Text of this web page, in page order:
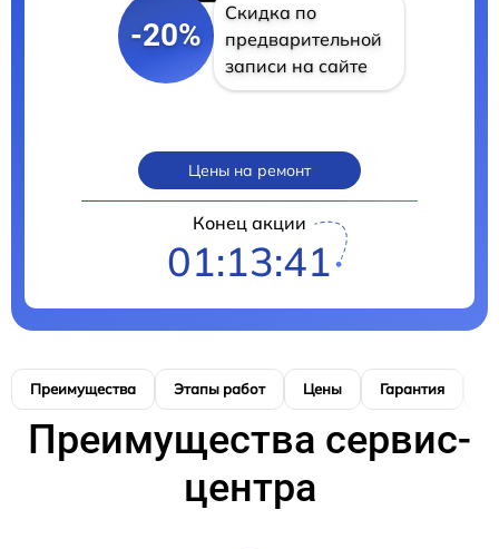
-20%
Скидка по
предварительной
записи на сайте
Цены на ремонт
Конец акции
01:13:41
Преимущества Этапы работ Цены Гарантия
Преимущества сервис-
центра